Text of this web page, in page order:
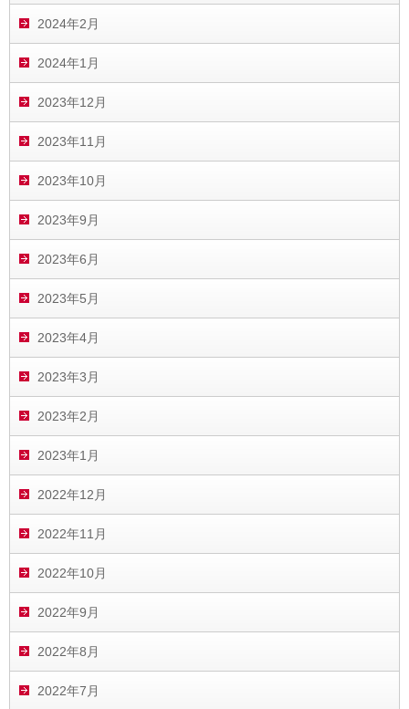
2024年2月
2024年1月
2023年12月
2023年11月
2023年10月
2023年9月
2023年6月
2023年5月
2023年4月
2023年3月
2023年2月
2023年1月
2022年12月
2022年11月
2022年10月
2022年9月
2022年8月
2022年7月